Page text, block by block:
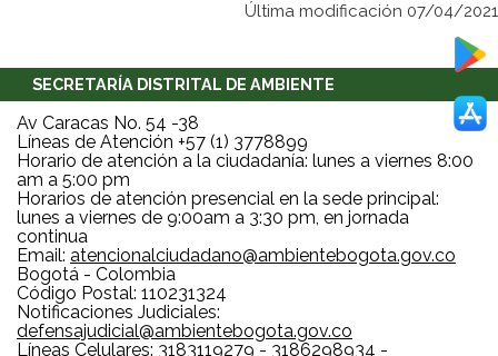
Última modificación 07/04/2021
SECRETARÍA DISTRITAL DE AMBIENTE
Av Caracas No. 54 -38
Líneas de Atención +57 (1) 3778899
Horario de atención a la ciudadanía: lunes a viernes 8:00
am a 5:00 pm
Horarios de atención presencial en la sede principal:
lunes a viernes de 9:00am a 3:30 pm, en jornada
continua
Email: atencionalciudadano@ambientebogota.gov.co
Bogotá - Colombia
Código Postal: 110231324
Notificaciones Judiciales:
defensajudicial@ambientebogota.gov.co
Líneas Celulares: 3183119279 - 3186298934 -